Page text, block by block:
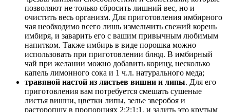
позволяют не только сбросить лишний вес, но и
очистить весь организм. Для приготовления имбирного
чая необходимо всего лишь измельчить свежий корень
имбиря, и заварить его с вашим привычным любимым
напитком. Также имбирь в виде порошка можно
использовать при приготовлении блюд. В имбирный
чай при желании можно добавить корицу, несколько
капель лимонного сока и 1 ч.л. натурального меда;
травяной настой из листьев вишни и липы. Для его
приготовления вам потребуется смешать сушеные
листья вишни, цветки липы, зелье зверобоя и
расторопшу в пропорциях 2:2:1:1, и залить это крутым